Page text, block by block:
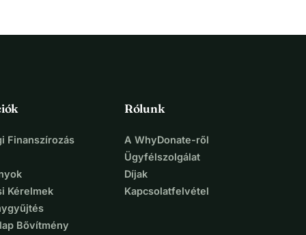
Finanszírozás
Kérelmek
Bővítmény
Rólunk
A WhyDonate-ről
Ügyfélszolgálat
Díjak
Kapcsolatfelvétel